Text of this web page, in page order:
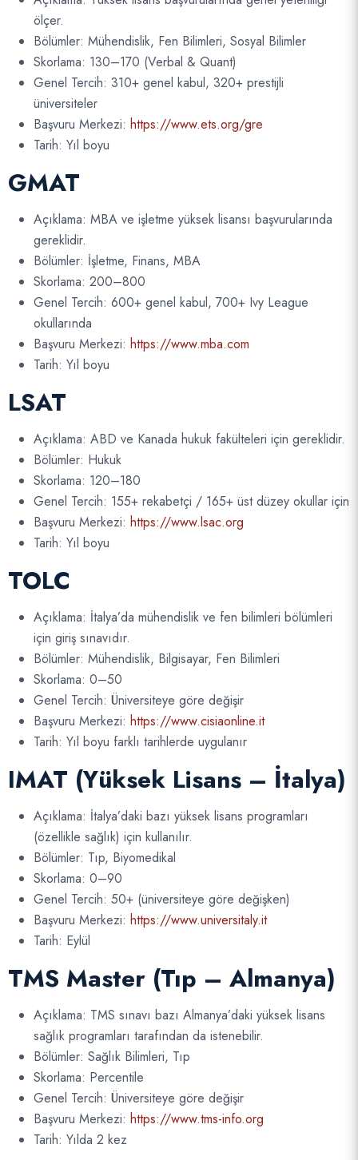
ölçer.
Bölümler: Mühendislik, Fen Bilimleri, Sosyal Bilimler
Skorlama: 130–170 (Verbal & Quant)
Genel Tercih: 310+ genel kabul, 320+ prestijli
üniversiteler
Başvuru Merkezi: https://www.ets.org/gre
Tarih: Yıl boyu
GMAT
Açıklama: MBA ve işletme yüksek lisansı başvurularında
gereklidir.
Bölümler: İşletme, Finans, MBA
Skorlama: 200–800
Genel Tercih: 600+ genel kabul, 700+ Ivy League
okullarında
Başvuru Merkezi: https://www.mba.com
Tarih: Yıl boyu
LSAT
Açıklama: ABD ve Kanada hukuk fakülteleri için gereklidir.
Bölümler: Hukuk
Skorlama: 120–180
Genel Tercih: 155+ rekabetçi / 165+ üst düzey okullar için
Başvuru Merkezi: https://www.lsac.org
Tarih: Yıl boyu
TOLC
Açıklama: İtalya’da mühendislik ve fen bilimleri bölümleri
için giriş sınavıdır.
Bölümler: Mühendislik, Bilgisayar, Fen Bilimleri
Skorlama: 0–50
Genel Tercih: Üniversiteye göre değişir
Başvuru Merkezi: https://www.cisiaonline.it
Tarih: Yıl boyu farklı tarihlerde uygulanır
IMAT (Yüksek Lisans – İtalya)
Açıklama: İtalya’daki bazı yüksek lisans programları
(özellikle sağlık) için kullanılır.
Bölümler: Tıp, Biyomedikal
Skorlama: 0–90
Genel Tercih: 50+ (üniversiteye göre değişken)
Başvuru Merkezi: https://www.universitaly.it
Tarih: Eylül
TMS Master (Tıp – Almanya)
Açıklama: TMS sınavı bazı Almanya’daki yüksek lisans
sağlık programları tarafından da istenebilir.
Bölümler: Sağlık Bilimleri, Tıp
Skorlama: Percentile
Genel Tercih: Üniversiteye göre değişir
Başvuru Merkezi: https://www.tms-info.org
Tarih: Yılda 2 kez